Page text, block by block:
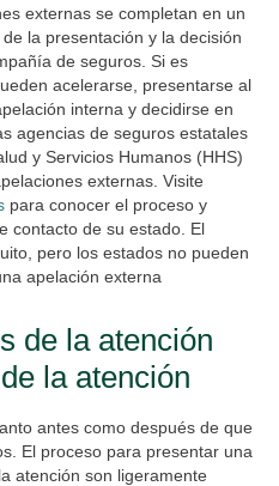
externas se completan en un
la presentación y la decisión
de seguros. Si es
acelerarse, presentarse al
interna y decidirse en
agencias de seguros estatales
y Servicios Humanos (HHS)
externas. Visite
para conocer el proceso y
contacto de su estado. El
pero los estados no pueden
apelación externa
de la atención
la atención
antes como después de que
El proceso para presentar una
atención son ligeramente